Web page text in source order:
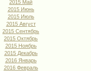
2015 Май
2015 Июнь
2015 Июль
2015 Август
2015 Сентябрь
2015 Октябрь
2015 Ноябрь
2015 Декабрь
2016 Январь
2016 Февраль